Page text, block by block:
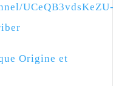
Origine et